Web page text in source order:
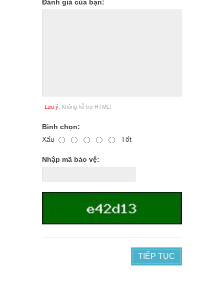
Đánh giá của bạn:
Lưu ý: Không hỗ trợ HTML!
Bình chọn:
Xấu
Tốt
Nhập mã bảo vệ:
TIẾP TỤC